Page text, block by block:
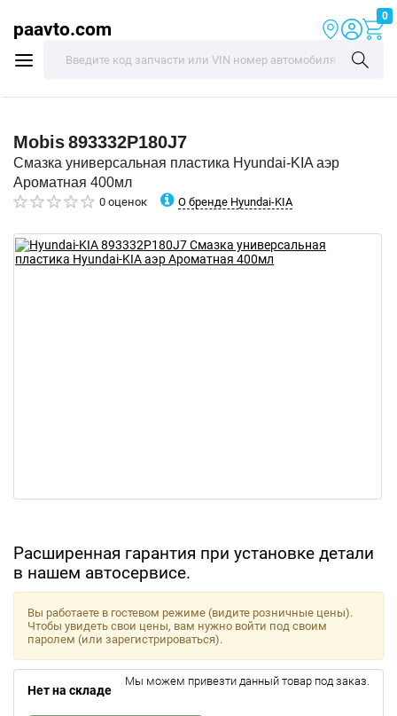
paavto.com
0
Mobis893332P180J7
Смазка универсальная пластика Hyundai-KIA аэр
Ароматная 400мл
0 оценок О бренде Hyundai-KIA
Расширенная гарантия при установке детали
в нашем автосервисе.
Вы работаете в гостевом режиме (видите розничные цены).
Чтобы увидеть свои цены, вам нужно войти под своим
паролем (или зарегистрироваться).
Нет на складе
Мы можем привезти данный товар под заказ.